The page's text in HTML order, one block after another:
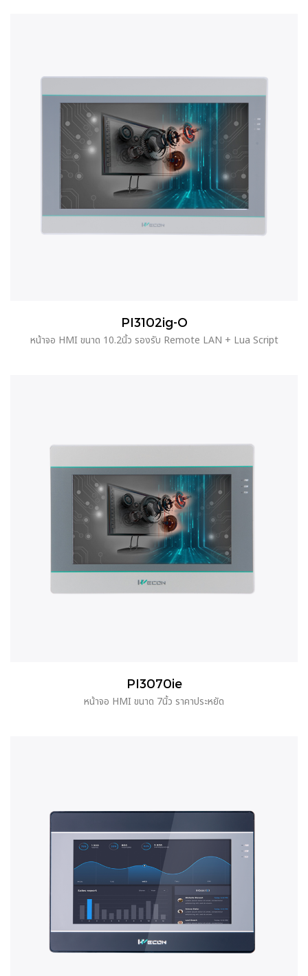
PI3102ig-O
หน้าจอ HMI ขนาด 10.2นิ้ว รองรับ Remote LAN + Lua Script
PI3070ie
หน้าจอ HMI ขนาด 7นิ้ว ราคาประหยัด